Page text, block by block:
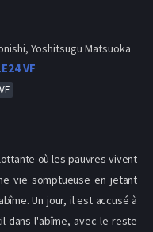
Yoshitsugu Matsuoka
VF
où les pauvres vivent
vie somptueuse en jetant
Un jour, il est accusé à
dans l'abîme, avec le reste